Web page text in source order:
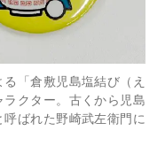
「倉敷児島塩結び（え
クター。古くから児島
ばれた野崎武左衛門に